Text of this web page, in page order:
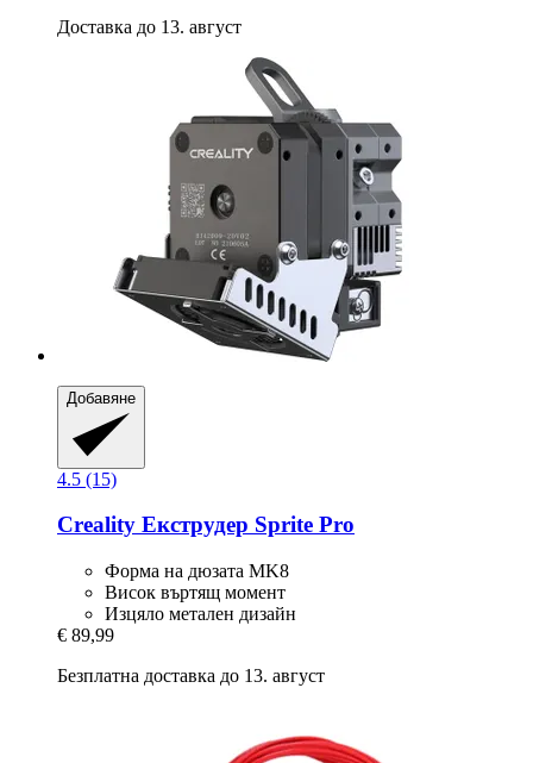
Доставка до 13. август
Добавяне
4.5 (15)
Creality Екструдер Sprite Pro
Форма на дюзата MK8
Висок въртящ момент
Изцяло метален дизайн
€ 89,99
Безплатна доставка до 13. август